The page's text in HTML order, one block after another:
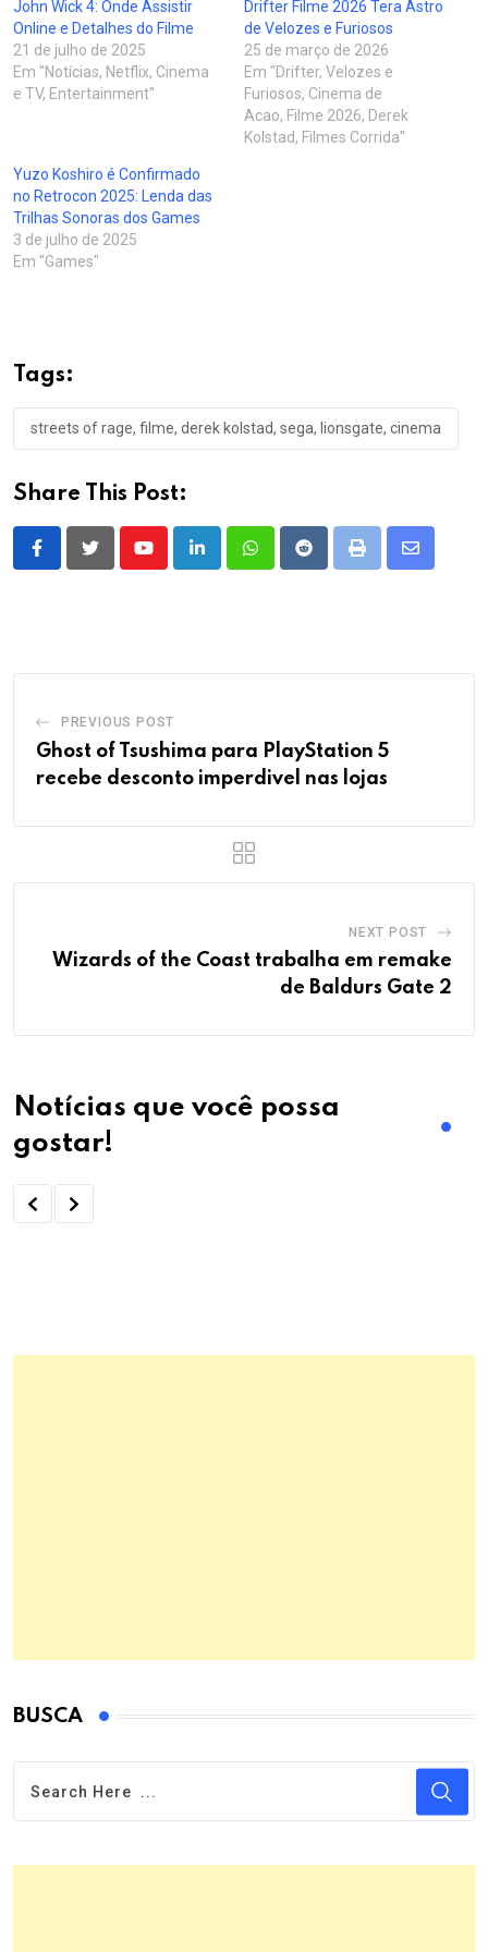
John Wick 4: Onde Assistir
Online e Detalhes do Filme
21 de julho de 2025
Em "Notícias, Netflix, Cinema
e TV, Entertainment"
Drifter Filme 2026 Tera Astro
de Velozes e Furiosos
25 de março de 2026
Em "Drifter, Velozes e
Furiosos, Cinema de
Acao, Filme 2026, Derek
Kolstad, Filmes Corrida"
Yuzo Koshiro é Confirmado
no Retrocon 2025: Lenda das
Trilhas Sonoras dos Games
3 de julho de 2025
Em "Games"
Tags:
streets of rage, filme, derek kolstad, sega, lionsgate, cinema
Share This Post:
YoutubeLinkedInWhatsappRedditPrint
Share
PREVIOUS POST
Ghost of Tsushima para PlayStation 5
recebe desconto imperdivel nas lojas
NEXT POST
Wizards of the Coast trabalha em remake
de Baldurs Gate 2
Notícias que você possa
gostar!
BUSCA